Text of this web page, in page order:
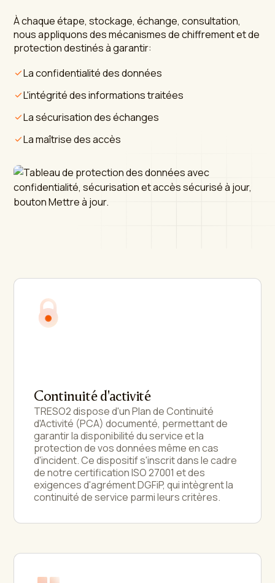
À chaque étape, stockage, échange, consultation,
nous appliquons des mécanismes de chiffrement et de
protection destinés à garantir:
La confidentialité des données
L'intégrité des informations traitées
La sécurisation des échanges
La maîtrise des accès
Continuité d'activité
TRESO2 dispose d'un Plan de Continuité
d'Activité (PCA) documenté, permettant de
garantir la disponibilité du service et la
protection de vos données même en cas
d'incident. Ce dispositif s'inscrit dans le cadre
de notre certification ISO 27001 et des
exigences d'agrément DGFiP, qui intègrent la
continuité de service parmi leurs critères.